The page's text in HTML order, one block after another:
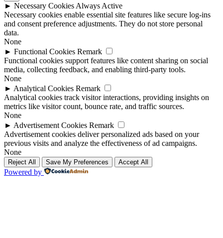
► Necessary Cookies Always Active
Necessary cookies enable essential site features like secure log-ins
and consent preference adjustments. They do not store personal
data.
None
► Functional Cookies Remark
Functional cookies support features like content sharing on social
media, collecting feedback, and enabling third-party tools.
None
► Analytical Cookies Remark
Analytical cookies track visitor interactions, providing insights on
metrics like visitor count, bounce rate, and traffic sources.
None
► Advertisement Cookies Remark
Advertisement cookies deliver personalized ads based on your
previous visits and analyze the effectiveness of ad campaigns.
None
Reject All Save My Preferences Accept All
Powered by